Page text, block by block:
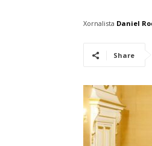
Xornalista Daniel
Share